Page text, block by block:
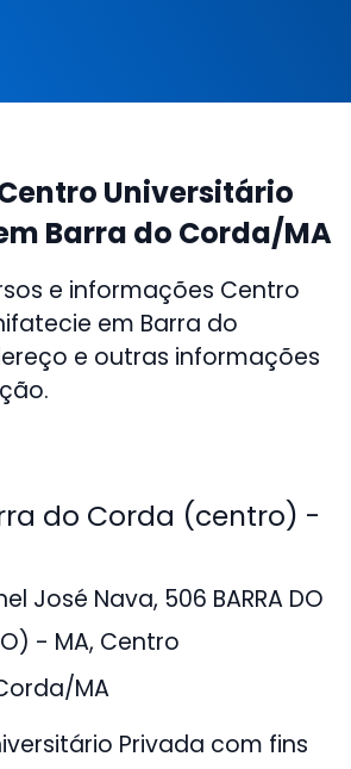
Universitário
Barra do Corda/MA
e informações Centro
em Barra do
e outras informações
do Corda (centro) -
José Nava, 506 BARRA DO
- MA, Centro
MA
Privada com fins